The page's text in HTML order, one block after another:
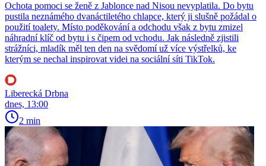
Ochota pomoci se ženě z Jablonce nad Nisou nevyplatila. Do bytu
pustila neznámého dvanáctiletého chlapce, který ji slušně požádal o
použití toalety. Místo poděkování a odchodu však z bytu zmizel
náhradní klíč od bytu i s čipem od vchodu. Jak následně zjistili
strážníci, mladík měl ten den na svědomí už více výstřelků, ke
kterým se nechal inspirovat videi na sociální síti TikTok.
Liberecká Drbna
dnes, 13:00
2 min